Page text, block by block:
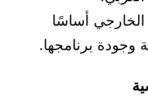
الخارجي أساسًا
وجودة برنامجها.